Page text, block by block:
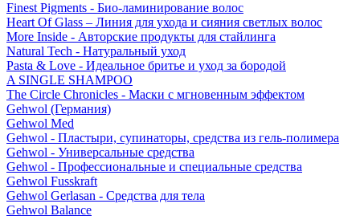
Finest Pigments - Био-ламинирование волос
Heart Of Glass – Линия для ухода и сияния светлых волос
More Inside - Авторские продукты для стайлинга
Natural Tech - Натуральный уход
Pasta & Love - Идеальное бритье и уход за бородой
A SINGLE SHAMPOO
The Circle Chronicles - Маски с мгновенным эффектом
Gehwol (Германия)
Gehwol Med
Gehwol - Пластыри, супинаторы, средства из гель-полимера
Gehwol - Универсальные средства
Gehwol - Профессиональные и специальные средства
Gehwol Fusskraft
Gehwol Gerlasan - Средства для тела
Gehwol Balance